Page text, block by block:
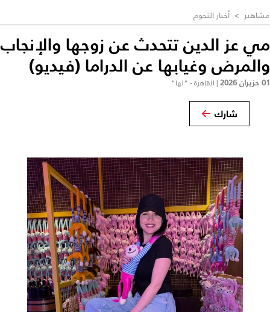
مشاهير > أخبار النجوم
مي عز الدين تتحدث عن زوجها والإنجاب
والمرض وغيابها عن الدراما (فيديو)
01 حزيران 2026 | القاهرة - "لها"
شارك